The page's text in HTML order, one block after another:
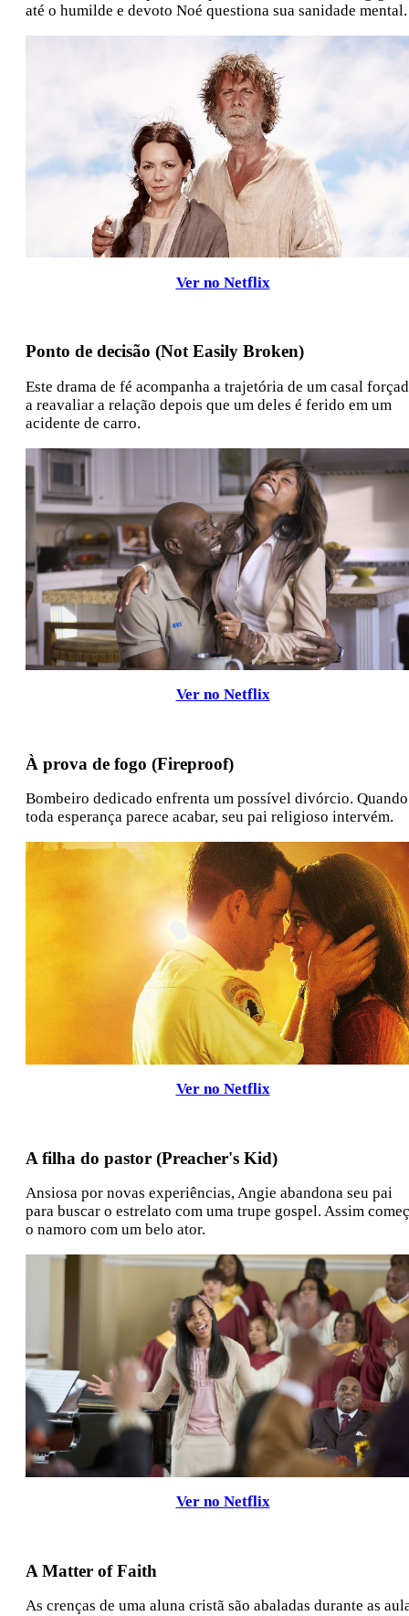
até o humilde e devoto Noé questiona sua sanidade mental.
Ver no Netflix
Ponto de decisão (Not Easily Broken)
Este drama de fé acompanha a trajetória de um casal
a reavaliar a relação depois que um deles é ferido em um
acidente de carro.
Ver no Netflix
À prova de fogo (Fireproof)
Bombeiro dedicado enfrenta um possível divórcio. Quando
toda esperança parece acabar, seu pai religioso intervém.
Ver no Netflix
A filha do pastor (Preacher's Kid)
Ansiosa por novas experiências, Angie abandona seu pai
para buscar o estrelato com uma trupe gospel. Assim
o namoro com um belo ator.
Ver no Netflix
A Matter of Faith
As crenças de uma aluna cristã são abaladas durante as